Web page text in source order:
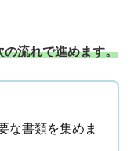
の流れで進めます。
な書類を集めま